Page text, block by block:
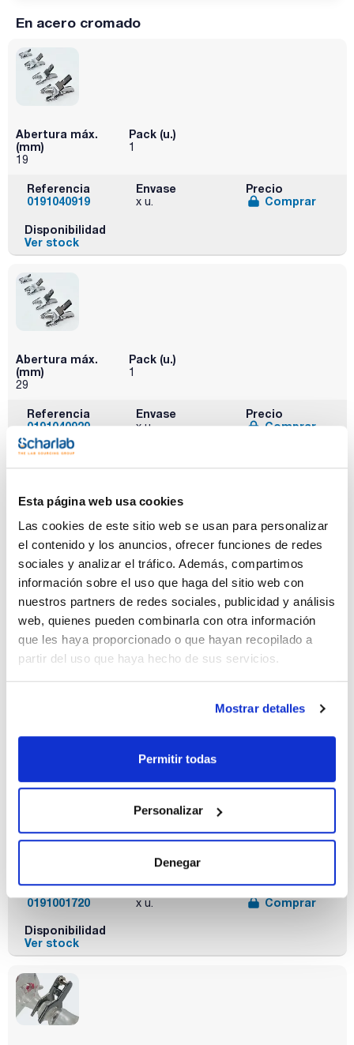
Esta página web usa cookies
Las cookies de este sitio web se usan para personalizar
el contenido y los anuncios, ofrecer funciones de redes
sociales y analizar el tráfico. Además, compartimos
información sobre el uso que haga del sitio web con
nuestros partners de redes sociales, publicidad y análisis
web, quienes pueden combinarla con otra información
que les haya proporcionado o que hayan recopilado a
partir del uso que haya hecho de sus servicios.
Mostrar detalles
Permitir todas
Personalizar
Denegar
En acero cromado
Abertura máx.
(mm)
19
Pack (u.)
1
Referencia
0191040919
Envase
x u.
Precio
Comprar
Disponibilidad
Ver stock
Abertura máx.
(mm)
29
Pack (u.)
1
Referencia
0191040929
Envase
x u.
Precio
Comprar
Disponibilidad
Ver stock
Abertura máx.
(mm)
35
Pack (u.)
1
Referencia
0191040935
Envase
x u.
Precio
Disponibilidad
Abertura máx.
Pack (u.)
Referencia
0191001720
Envase
x u.
Precio
Comprar
Disponibilidad
Ver stock